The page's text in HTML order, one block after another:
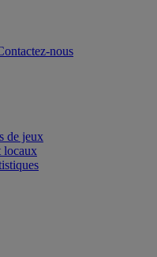
nous
de jeux
locaux